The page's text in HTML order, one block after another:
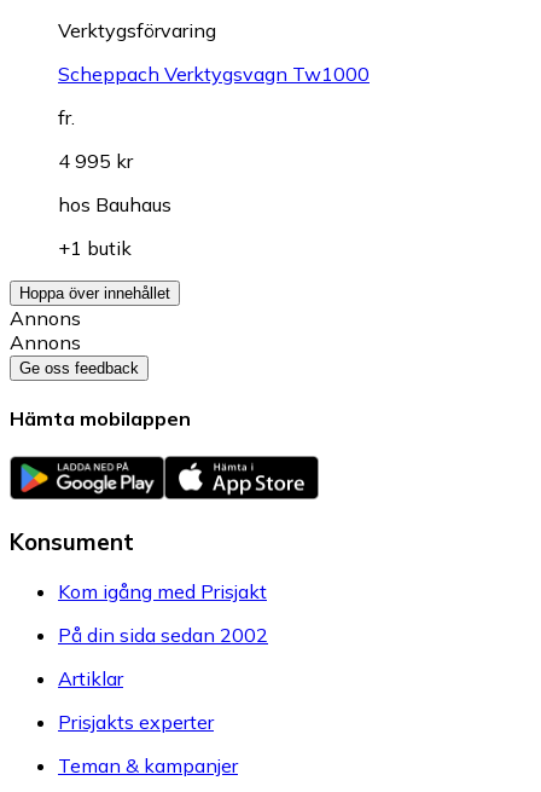
Verktygsförvaring
Scheppach Verktygsvagn Tw1000
fr.
4 995 kr
hos Bauhaus
+1 butik
Hoppa över innehållet
Annons
Annons
Ge oss feedback
Hämta mobilappen
Konsument
Kom igång med Prisjakt
På din sida sedan 2002
Artiklar
Prisjakts experter
Teman & kampanjer